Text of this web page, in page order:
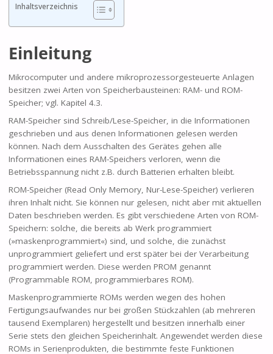
Inhaltsverzeichnis
Einleitung
Mikrocomputer und andere mikroprozessorgesteuerte Anlagen
besitzen zwei Arten von Speicherbausteinen: RAM- und ROM-
Speicher; vgl. Kapitel 4.3.
RAM-Speicher sind Schreib/Lese-Speicher, in die Informationen
geschrieben und aus denen Informationen gelesen werden
können. Nach dem Ausschalten des Gerätes gehen alle
Informationen eines RAM-Speichers verloren, wenn die
Betriebsspannung nicht z.B. durch Batterien erhalten bleibt.
ROM-Speicher (Read Only Memory, Nur-Lese-Speicher) verlieren
ihren Inhalt nicht. Sie können nur gelesen, nicht aber mit aktuellen
Daten beschrieben werden. Es gibt verschiedene Arten von ROM-
Speichern: solche, die bereits ab Werk programmiert
(»maskenprogrammiert«) sind, und solche, die zunächst
unprogrammiert geliefert und erst später bei der Verarbeitung
programmiert werden. Diese werden PROM genannt
(Programmable ROM, programmierbares ROM).
Maskenprogrammierte ROMs werden wegen des hohen
Fertigungsaufwandes nur bei großen Stückzahlen (ab mehreren
tausend Exemplaren) hergestellt und besitzen innerhalb einer
Serie stets den gleichen Speicherinhalt. Angewendet werden diese
ROMs in Serienprodukten, die bestimmte feste Funktionen